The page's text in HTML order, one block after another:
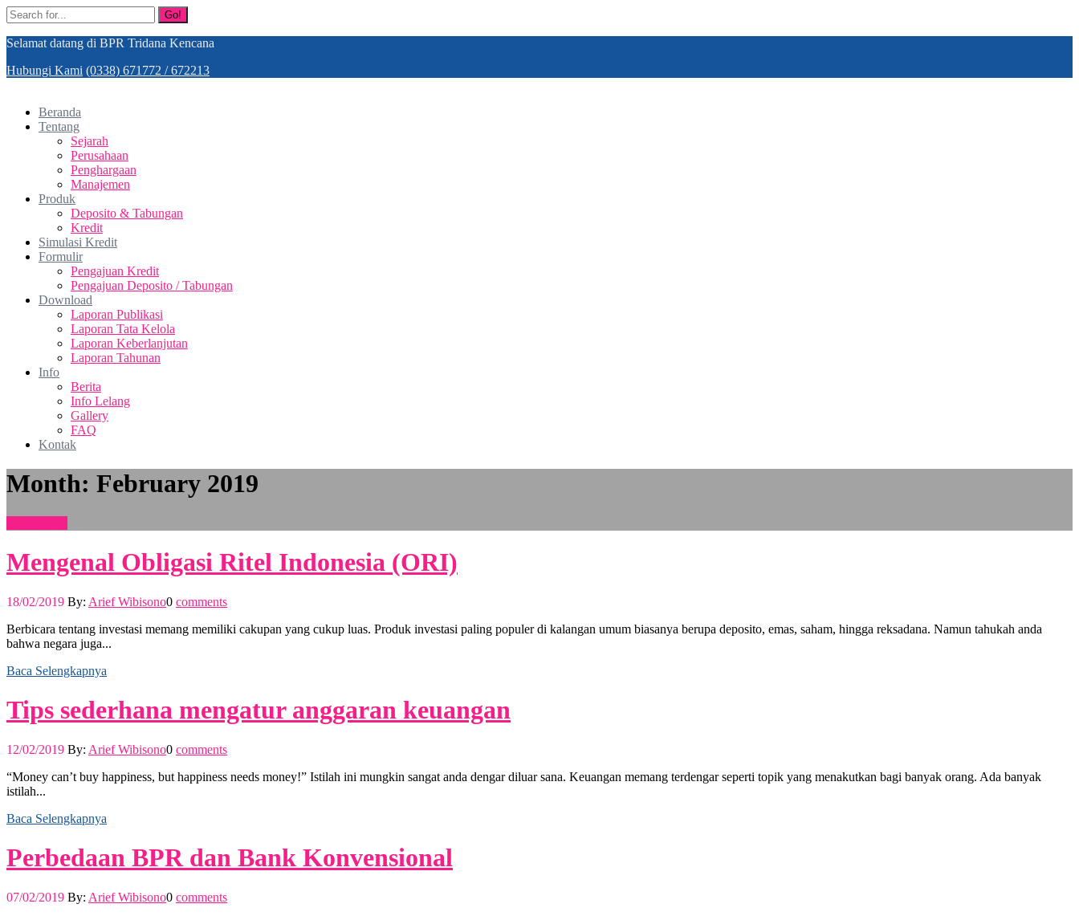
Go!
Selamat datang di BPR Tridana Kencana
Hubungi Kami (0338) 671772 / 672213
Beranda
Tentang
Sejarah
Perusahaan
Penghargaan
Manajemen
Produk
Deposito & Tabungan
Kredit
Simulasi Kredit
Formulir
Pengajuan Kredit
Pengajuan Deposito / Tabungan
Download
Laporan Publikasi
Laporan Tata Kelola
Laporan Keberlanjutan
Laporan Tahunan
Info
Berita
Info Lelang
Gallery
FAQ
Kontak
Month: February 2019
Mengenal Obligasi Ritel Indonesia (ORI)
18/02/2019 By: Arief Wibisono0 comments
Berbicara tentang investasi memang memiliki cakupan yang cukup luas. Produk investasi paling populer di kalangan umum biasanya berupa deposito, emas, saham, hingga reksadana. Namun tahukah anda
bahwa negara juga...
Baca Selengkapnya
Tips sederhana mengatur anggaran keuangan
12/02/2019 By: Arief Wibisono0 comments
“Money can’t buy happiness, but happiness needs money!” Istilah ini mungkin sangat anda dengar diluar sana. Keuangan memang terdengar seperti topik yang menakutkan bagi banyak orang. Ada banyak
istilah...
Baca Selengkapnya
Perbedaan BPR dan Bank Konvensional
07/02/2019 By: Arief Wibisono0 comments